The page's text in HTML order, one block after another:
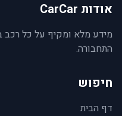
אודות CarCar
מידע מלא ומקיף על כל רכב
התחבורה.
חיפוש
דף הבית